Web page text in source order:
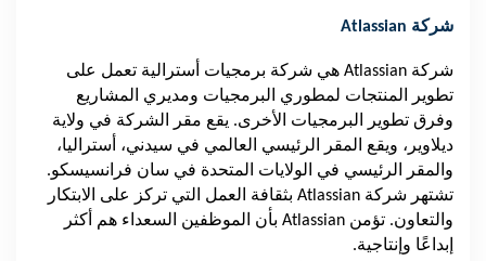
شركة Atlassian
شركة Atlassian هي شركة برمجيات أسترالية تعمل على
تطوير المنتجات لمطوري البرمجيات ومديري المشاريع
وفرق تطوير البرمجيات الأخرى. يقع مقر الشركة في ولاية
ديلاوير، ويقع المقر الرئيسي العالمي في سيدني، أستراليا،
والمقر الرئيسي في الولايات المتحدة في سان فرانسيسكو.
تشتهر شركة Atlassian بثقافة العمل التي تركز على الابتكار
والتعاون. تؤمن Atlassian بأن الموظفين السعداء هم أكثر
إبداعًا وإنتاجية.